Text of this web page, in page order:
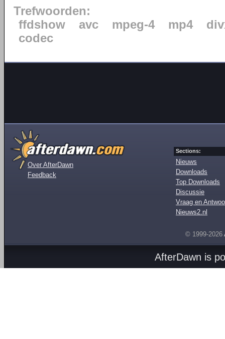
Trefwoorden:
ffdshow
avc mpeg-4 mp4
codec
Over AfterDawn
Feedback
Sections:
Nieuws
Downloads
Top Downloads
Discussie
Vraag en
Nieuws2.nl
© 1999-2026
AfterDawn is